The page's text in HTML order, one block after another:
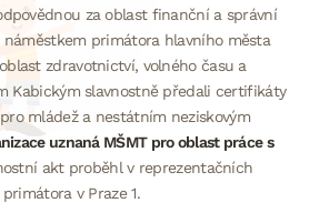
za oblast finanční a správní
náměstkem primátora hlavního města
zdravotnictví, volného času a
Kabickým slavnostně předali certifikáty
mládež a nestátním neziskovým
uznaná MŠMT pro oblast práce s
akt proběhl v reprezentačních
v Praze 1.